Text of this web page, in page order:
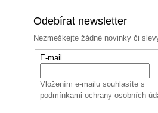
Odebírat newsletter
Nezmeškejte žádné novinky či
E-mail
Vložením e-mailu souhlasíte s
podmínkami ochrany osobních